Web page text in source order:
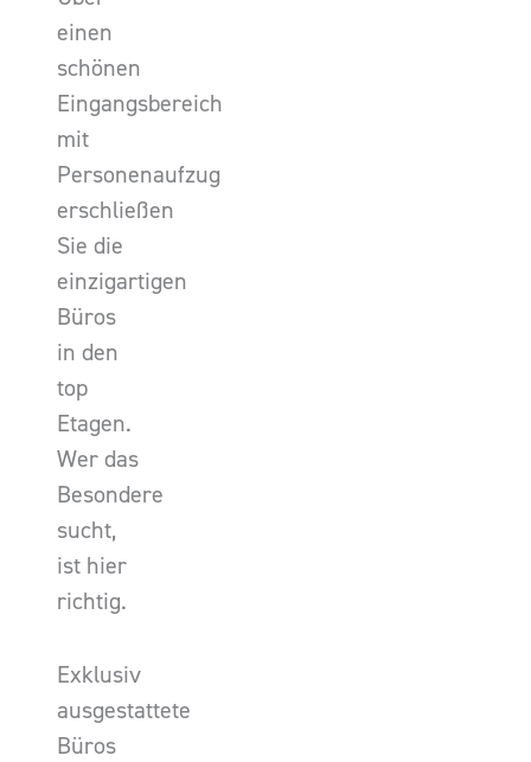
einen
schönen
Eingangsbereich
mit
Personenaufzug
erschließen
Sie die
einzigartigen
Büros
in den
top
Etagen.
Wer das
Besondere
sucht,
ist hier
richtig.
Exklusiv
ausgestattete
Büros